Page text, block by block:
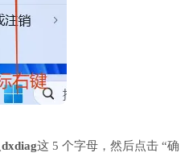
dxdiag这 5 个字母，然后点击 “确